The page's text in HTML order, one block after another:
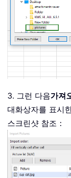
3. 그런 다음가져
대화상자를 표시
스크린샷 참조：